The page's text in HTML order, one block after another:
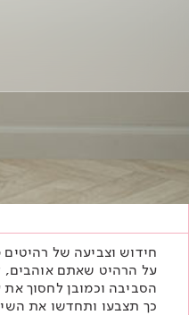
חידוש וצביעה של
על הרהיט שאתם אוהבים,
הסביבה וכמובן לחסוך
כך תצבעו ותחדשו את